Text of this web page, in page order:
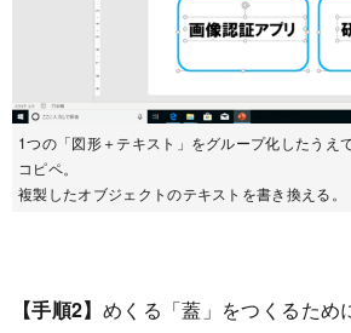
1つの「図形＋テキスト」をグループ化したうえ
コピペ。
複製したオブジェクトのテキストを書き換える。
【手順2】 めくる「蓋」をつくるため